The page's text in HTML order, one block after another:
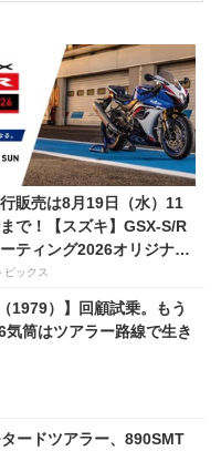
販売は8月19日（水）11
で！【スズキ】GSX-S/R
ーティング2026オリジナル
ッズを手に入れよう！
ピックス
1979）】回顧試乗。もう
筒はツアラー路線で生き
ードツアラー、890SMT